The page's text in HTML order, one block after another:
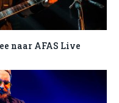
naar AFAS Live